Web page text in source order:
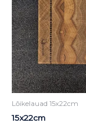
Lõikelauad 15x22cm
15x22cm